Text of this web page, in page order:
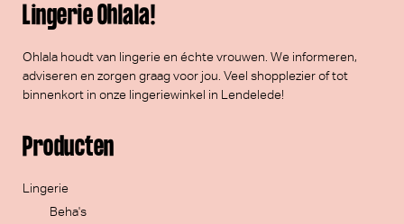
Lingerie Ohlala!
Ohlala houdt van lingerie en échte vrouwen. We informeren,
adviseren en zorgen graag voor jou. Veel shopplezierof tot
binnenkort in onze lingeriewinkel in Lendelede!
Producten
Lingerie
Beha's